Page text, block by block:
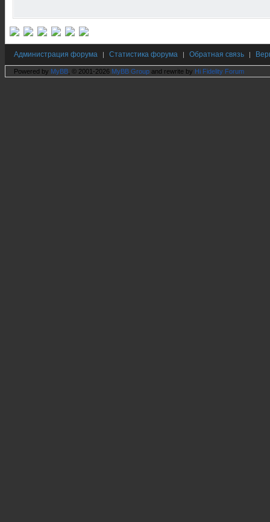
Администрация форума | Статистика форума | Обратная связь |
Powered by MyBB , © 2001-2026 MyBB Group and rewrite by Hi Fidelity Forum